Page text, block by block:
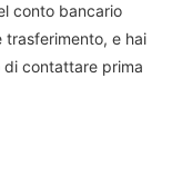
conto bancario
e hai
contattare prima